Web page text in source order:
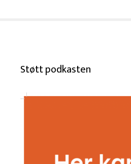
Støtt podkasten